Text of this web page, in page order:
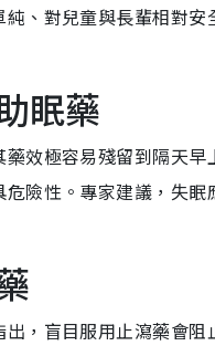
、對兒童與長輩相對
眠藥
效極容易殘留到隔天早
危險性。專家建議，失
，盲目服用止瀉藥會